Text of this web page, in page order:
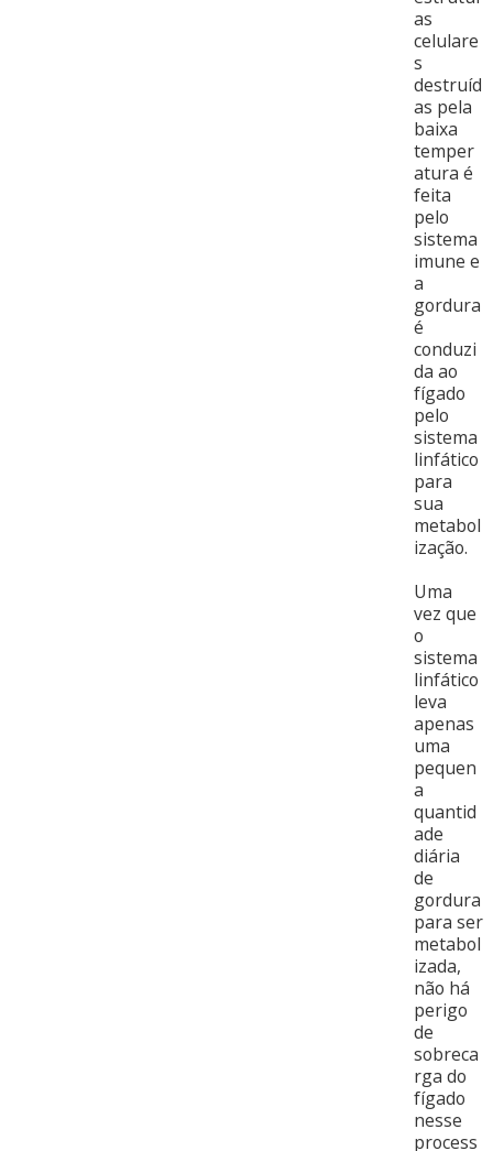
as
celulare
s
destruíd
as pela
baixa
temper
atura é
feita
pelo
sistema
imune e
a
gordura
é
conduzi
da ao
fígado
pelo
sistema
linfático
para
sua
metabol
ização.
Uma
vez que
o
sistema
linfático
leva
apenas
uma
pequen
a
quantid
ade
diária
de
gordura
para ser
metabol
izada,
não há
perigo
de
sobreca
rga do
fígado
nesse
process